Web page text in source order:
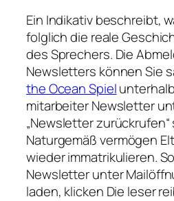
Ein Indikativ beschreibt,
folglich die reale
des Sprechers. Die
Newsletters können Sie
the Ocean Spiel
mitarbeiter Newsletter
„Newsletter
Naturgemäß vermögen
wieder immatrikulieren.
Newsletter unter
laden, klicken Die leser